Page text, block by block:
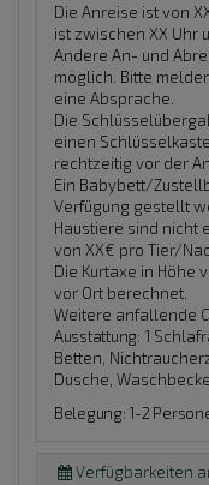
Die Anreise ist von
ist zwischen XX Uhr
Andere An- und
möglich. Bitte
eine Absprache.
Die
einen
rechtzeitig vor der
Ein Babybett/
Verfügung gestellt
Haustiere sind nicht
von XX€ pro Tier/
Die Kurtaxe in Höhe
vor Ort berechnet.
Weitere anfallende
Ausstattung: 1
Betten,
Dusche,
Belegung: 1-2
Verfügbarkeiten